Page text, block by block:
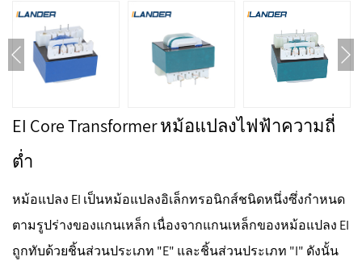
EI Core Transformer หม้อแปลงไฟฟ้าความถี่
ต่ำ
หม้อแปลง EI เป็นหม้อแปลงอิเล็กทรอนิกส์ชนิดหนึ่งซึ่งกำหนด
ตามรูปร่างของแกนเหล็ก เนื่องจากแกนเหล็กของหม้อแปลง EI
ถูกทับด้วยชิ้นส่วนประเภท "E" และชิ้นส่วนประเภท "I" ดังนั้น